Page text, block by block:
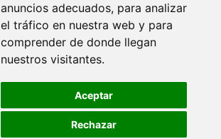
anuncios adecuados, para analizar
el tráfico en nuestra web y para
comprender de donde llegan
nuestros visitantes.
Aceptar
Rechazar